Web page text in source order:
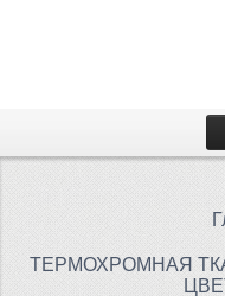
ТЕРМОХРОМНАЯ